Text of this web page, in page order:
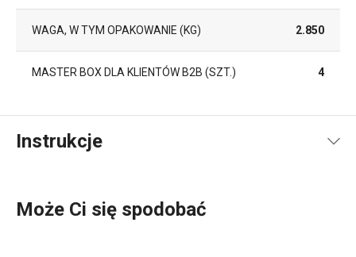
WAGA, W TYM OPAKOWANIE (KG) 2.850
MASTER BOX DLA KLIENTÓW B2B (SZT.) 4
Instrukcje
Może Ci się spodobać